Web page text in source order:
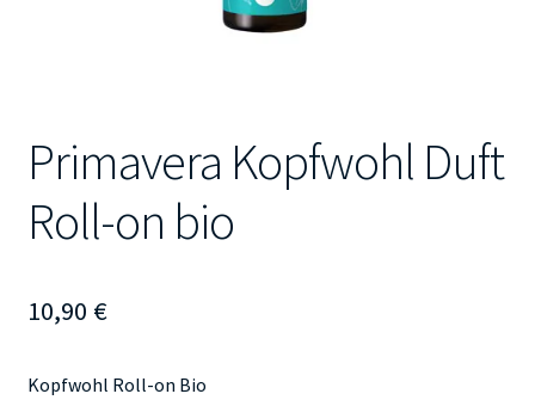
Primavera Kopfwohl Duft
Roll-on bio
10,90 €
Kopfwohl Roll-on Bio